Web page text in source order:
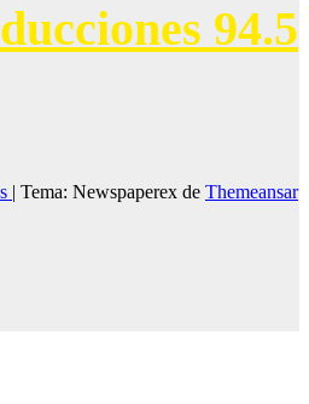
94.5
| Tema: Newspaperex de Themeansar